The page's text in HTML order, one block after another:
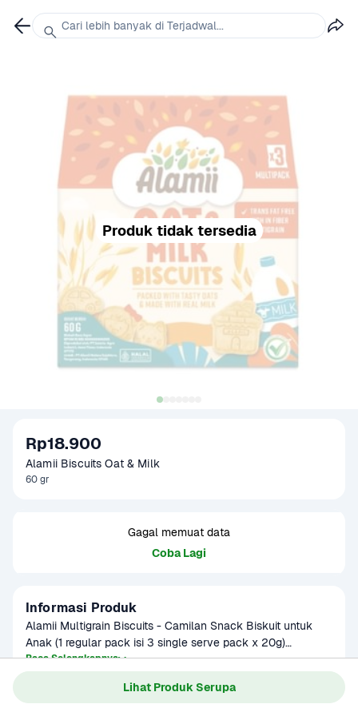
Lihat Produk Serupa
Produk tidak tersedia
Rp18.900
Alamii Biscuits Oat & Milk
60 gr
Gagal memuat data
Coba Lagi
Informasi Produk
Alamii Multigrain Biscuits - Camilan Snack Biskuit untuk
Anak (1 regular pack isi 3 single serve pack x 20g)
Kenapa Alamii Multigrain Biscuits?
* Menggunakan Oats dari Australia
Baca Selengkapnya
Cari lebih banyak di Terjadwal...